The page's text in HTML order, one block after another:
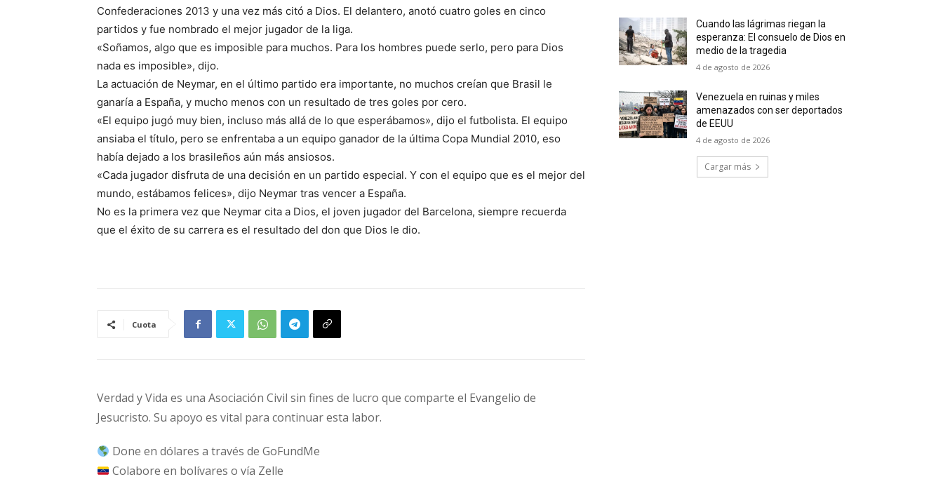
Confederaciones 2013 y una vez más citó a Dios. El delantero, anotó cuatro goles en cinco
partidos y fue nombrado el mejor jugador de la liga.
«Soñamos, algo que es imposible para muchos. Para los hombres puede serlo, pero para Dios
nada es imposible», dijo.
La actuación de Neymar, en el último partido era importante, no muchos creían que Brasil le
ganaría a España, y mucho menos con un resultado de tres goles por cero.
«El equipo jugó muy bien, incluso más allá de lo que esperábamos», dijo el futbolista. El equipo
ansiaba el título, pero se enfrentaba a un equipo ganador de la última Copa Mundial 2010, eso
había dejado a los brasileños aún más ansiosos.
«Cada jugador disfruta de una decisión en un partido especial. Y con el equipo que es el mejor del
mundo, estábamos felices», dijo Neymar tras vencer a España.
No es la primera vez que Neymar cita a Dios, el joven jugador del Barcelona, siempre recuerda
que el éxito de su carrera es el resultado del don que Dios le dio.
Cuota
Verdad y Vida es una Asociación Civil sin fines de lucro que comparte el Evangelio de
Jesucristo. Su apoyo es vital para continuar esta labor.
Done en dólares a través de GoFundMe
Colabore en bolívares o vía Zelle
Cuando las lágrimas riegan la
esperanza: El consuelo de Dios en
medio de la tragedia
4 de agosto de 2026
Venezuela en ruinas y miles
amenazados con ser deportados
de EEUU
4 de agosto de 2026
Cargar más